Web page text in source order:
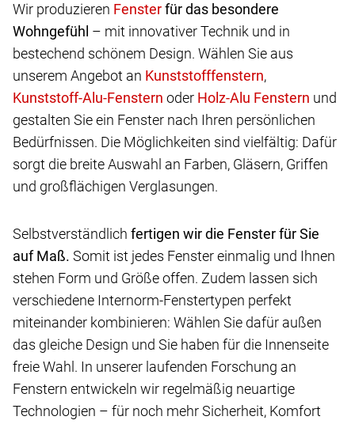
Wir produzieren
für das besondere
Wohngefühl – mit innovativer Technik und in
bestechend schönem Design. Wählen Sie aus
unserem Angebot an
,
oder
und
gestalten Sie ein Fenster nach Ihren persönlichen
Bedürfnissen. Die Möglichkeiten sind vielfältig: Dafür
sorgt die breite Auswahl an Farben, Gläsern, Griffen
und großflächigen Verglasungen.
Selbstverständlich fertigen wir die Fenster für Sie
auf Maß. Somit ist jedes Fenster einmalig und Ihnen
stehen Form und Größe offen. Zudem lassen sich
verschiedene Internorm-Fenstertypen perfekt
miteinander kombinieren: Wählen Sie dafür außen
das gleiche Design und Sie haben für die Innenseite
freie Wahl. In unserer laufenden Forschung an
Fenstern entwickeln wir regelmäßig neuartige
Technologien – für noch mehr Sicherheit, Komfort